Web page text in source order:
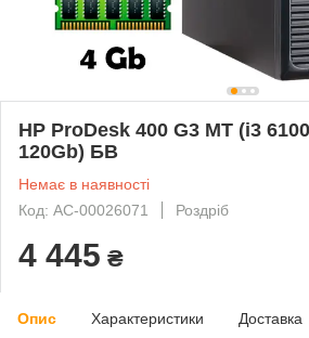
HP ProDesk 400 G3 MT (i3
120Gb) БВ
Немає в наявності
Код: AC-00026071
Роздріб
4 445 ₴
Опис Характеристики Доставка